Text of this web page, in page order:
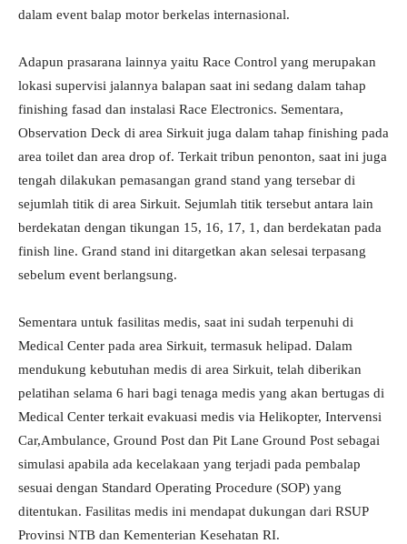
dalam event balap motor berkelas internasional.
Adapun prasarana lainnya yaitu Race Control yang merupakan
lokasi supervisi jalannya balapan saat ini sedang dalam tahap
finishing fasad dan instalasi Race Electronics. Sementara,
Observation Deck di area Sirkuit juga dalam tahap finishing pada
area toilet dan area drop of. Terkait tribun penonton, saat ini juga
tengah dilakukan pemasangan grand stand yang tersebar di
sejumlah titik di area Sirkuit. Sejumlah titik tersebut antara lain
berdekatan dengan tikungan 15, 16, 17, 1, dan berdekatan pada
finish line. Grand stand ini ditargetkan akan selesai terpasang
sebelum event berlangsung.
Sementara untuk fasilitas medis, saat ini sudah terpenuhi di
Medical Center pada area Sirkuit, termasuk helipad. Dalam
mendukung kebutuhan medis di area Sirkuit, telah diberikan
pelatihan selama 6 hari bagi tenaga medis yang akan bertugas di
Medical Center terkait evakuasi medis via Helikopter, Intervensi
Car,Ambulance, Ground Post dan Pit Lane Ground Post sebagai
simulasi apabila ada kecelakaan yang terjadi pada pembalap
sesuai dengan Standard Operating Procedure (SOP) yang
ditentukan. Fasilitas medis ini mendapat dukungan dari RSUP
Provinsi NTB dan Kementerian Kesehatan RI.